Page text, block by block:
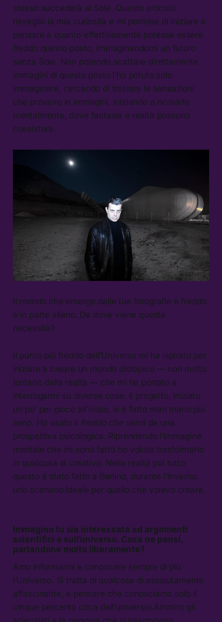
stesso succederà al Sole. Questo articolo
risvegliò la mia curiosità e mi permise di iniziare a
pensare a quanto effettivamente potesse essere
freddo questo posto, immaginandomi un futuro
senza Sole. Non potendo scattare direttamente
immagini di questo posto l’ho potuto solo
immaginare, cercando di traslare le sensazioni
che provavo in immagini, iniziando a ricrearle
mentalmente, dove fantasia e realtà possono
coesistere.
Il mondo che emerge dalle tue fotografie è freddo
e in parte alieno. Da dove viene questa
necessità?
Il punto più freddo dell’Universo mi ha ispirato per
iniziare a creare un mondo distopico — non molto
lontano dalla realtà — che mi ha portato a
interrogarmi su diverse cose. Il progetto, iniziato
un po’ per gioco all’inizio, si è fatto man mano più
serio. Ho usato il freddo che verràda una
prospettiva psicologica. Riprendendo l’immagine
mentale che mi sono fatto ho voluto trasformarlo
in qualcosa di creativo. Nella realtà poi tutto
questo è stato fatto a Berlino, durante l’inverno,
uno scenario ideale per quello che volevo creare.
Immagino tu sia interessata ad argomenti
scientifici e sull’universo. Cosa ne pensi,
parlandone molto liberamente?
Amo informarmi e conoscere sempre di più
l’Universo. Si tratta di qualcosa di assolutamente
affascinante, e pensare che conosciamo solo il
cinque percento circa dell’universo! Ammiro gli